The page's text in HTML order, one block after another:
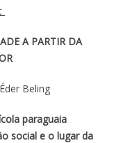
A PARTIR DA
Beling
paraguaia
social e o lugar da